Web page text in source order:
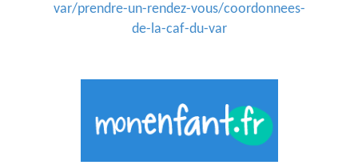
var/prendre-un-rendez-vous/coordonnees-
de-la-caf-du-var